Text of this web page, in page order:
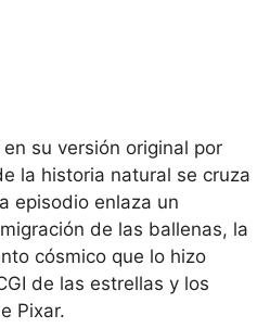
su versión original por
la historia natural se cruza
episodio enlaza un
de las ballenas, la
cósmico que lo hizo
de las estrellas y los
Pixar.